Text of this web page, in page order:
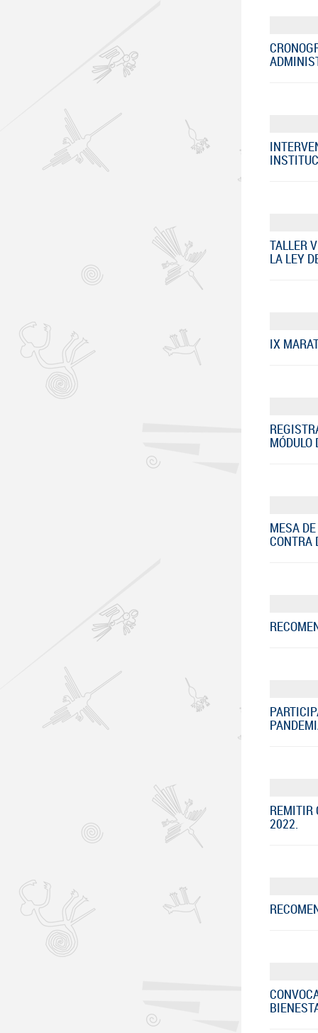
TALLER
LA LEY
IX
MESA
CONTRA
REMITIR
2022.